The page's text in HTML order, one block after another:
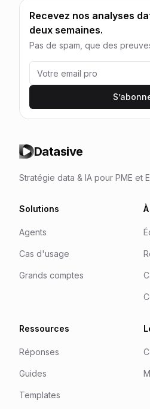
Recevez nos analyses
deux semaines.
Pas de spam, que des
Datasive
Stratégie data & IA pour PME et
Solutions
Agents
Cas d'usage
Grands comptes
Ressources
Réponses
Guides
Templates